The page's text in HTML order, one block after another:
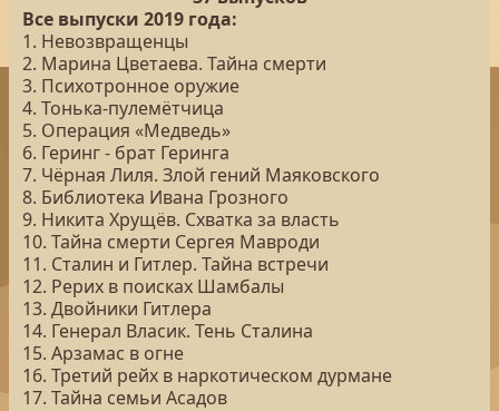
Все выпуски 2019 года:
1. Невозвращенцы
2. Марина Цветаева. Тайна смерти
3. Психотронное оружие
4. Тонька-пулемётчица
5. Операция «Медведь»
6. Геринг - брат Геринга
7. Чёрная Лиля. Злой гений Маяковского
8. Библиотека Ивана Грозного
9. Никита Хрущёв. Схватка за власть
10. Тайна смерти Сергея Мавроди
11. Сталин и Гитлер. Тайна встречи
12. Рерих в поисках Шамбалы
13. Двойники Гитлера
14. Генерал Власик. Тень Сталина
15. Арзамас в огне
16. Третий рейх в наркотическом дурмане
17. Тайна семьи Асадов